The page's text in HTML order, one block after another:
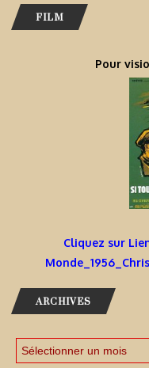
FILM
Pour
Cliquez sur
ARCHIVES